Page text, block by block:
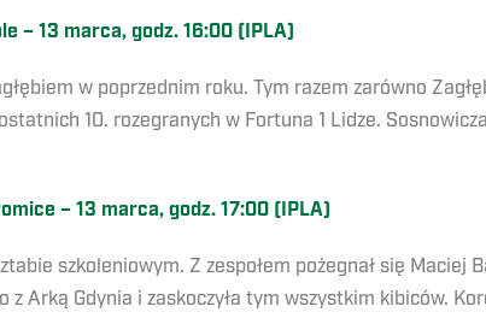
– 13 marca, godz. 16:00 (IPLA)
w poprzednim roku. Tym razem zarówno
10. rozegranych w Fortuna 1 Lidze.
– 13 marca, godz. 17:00 (IPLA)
szkoleniowym. Z zespołem pożegnał się
z Arką Gdynia i zaskoczyła tym wszystkim kibiców.